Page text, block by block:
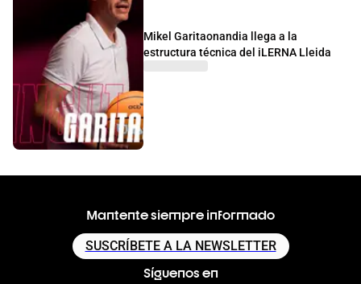
Mikel Garitaonandia llega a la
estructura técnica del iLERNA Lleida
Mantente siempre informado
SUSCRÍBETE A LA NEWSLETTER
Síguenos en